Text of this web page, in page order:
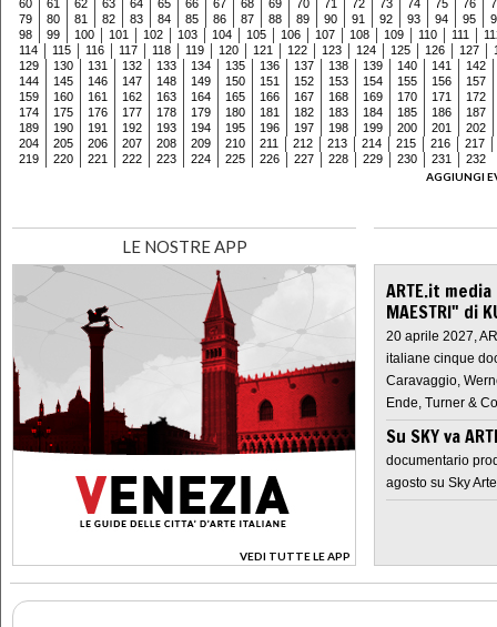
60 61 62 63 64 65 66 67 68 69 70 71 72 73 74 75 76
79
80 81 82 83 84 85 86 87 88 89 90 91 92 93 94 95
98
99 100 101 102 103 104 105 106 107 108 109 110 111
114
115 116 117 118 119 120 121 122 123 124 125 126 127
129
130 131 132 133 134 135 136 137 138 139 140 141
142
144
145 146 147 148 149 150 151 152 153 154 155 156
157
159
160 161 162 163 164 165 166 167 168 169 170 171
172
174
175 176 177 178 179 180 181 182 183 184 185 186
187
189
190 191 192 193 194 195 196 197 198 199 200 201
202
204
205 206 207 208 209 210 211 212 213 214 215 216
217
219
220 221 222 223 224 225 226 227 228 229 230 231
232
AGGIUNGI
LE NOSTRE APP
VEDI TUTTE LE APP
>
ARTE.it
MAESTRI" di
20 aprile 2027,
italiane cinque
Caravaggio,
Ende, Turner &
Su SKY va
documentario
agosto su Sky Arte